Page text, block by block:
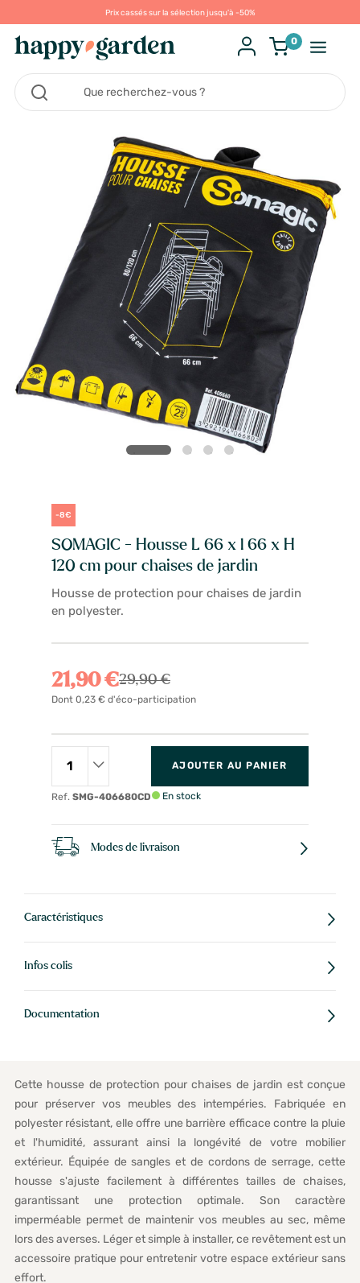
Prix cassés sur la sélection jusqu'à -50%
0
-8€
SOMAGIC - Housse L 66 x l 66 x H
120 cm pour chaises de jardin
Housse de protection pour chaises de jardin
en polyester.
21,90 €29,90 €
Dont 0,23 € d'éco-participation
Ref. SMG-406680CD
AJOUTER AU PANIER
En stock
Modes de livraison
Caractéristiques
Infos colis
Documentation
Cette housse de protection pour chaises de jardin est conçue
pour préserver vos meubles des intempéries. Fabriquée en
polyester résistant, elle offre une barrière efficace contre la pluie
et l'humidité, assurant ainsi la longévité de votre mobilier
extérieur. Équipée de sangles et de cordons de serrage, cette
housse s'ajuste facilement à différentes tailles de chaises,
garantissant une protection optimale. Son caractère
imperméable permet de maintenir vos meubles au sec, même
lors des averses. Léger et simple à installer, ce revêtement est un
accessoire pratique pour entretenir votre espace extérieur sans
effort.